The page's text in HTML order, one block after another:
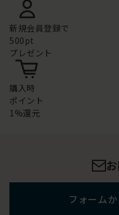
新規会員登録で
500pt
プレゼント
購入時
ポイント
1%還元
フォーム